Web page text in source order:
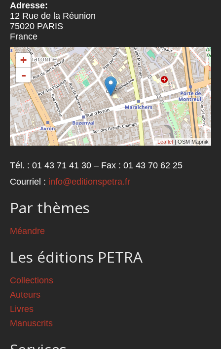
Adresse:
12 Rue de la Réunion
75020 PARIS
France
+
-
Leaflet | OSM Mapnik
Tél. : 01 43 71 41 30 – Fax : 01 43 70 62 25
Courriel : info@editionspetra.fr
Par thèmes
Méandre
Les éditions PETRA
Collections
Auteurs
Livres
Manuscrits